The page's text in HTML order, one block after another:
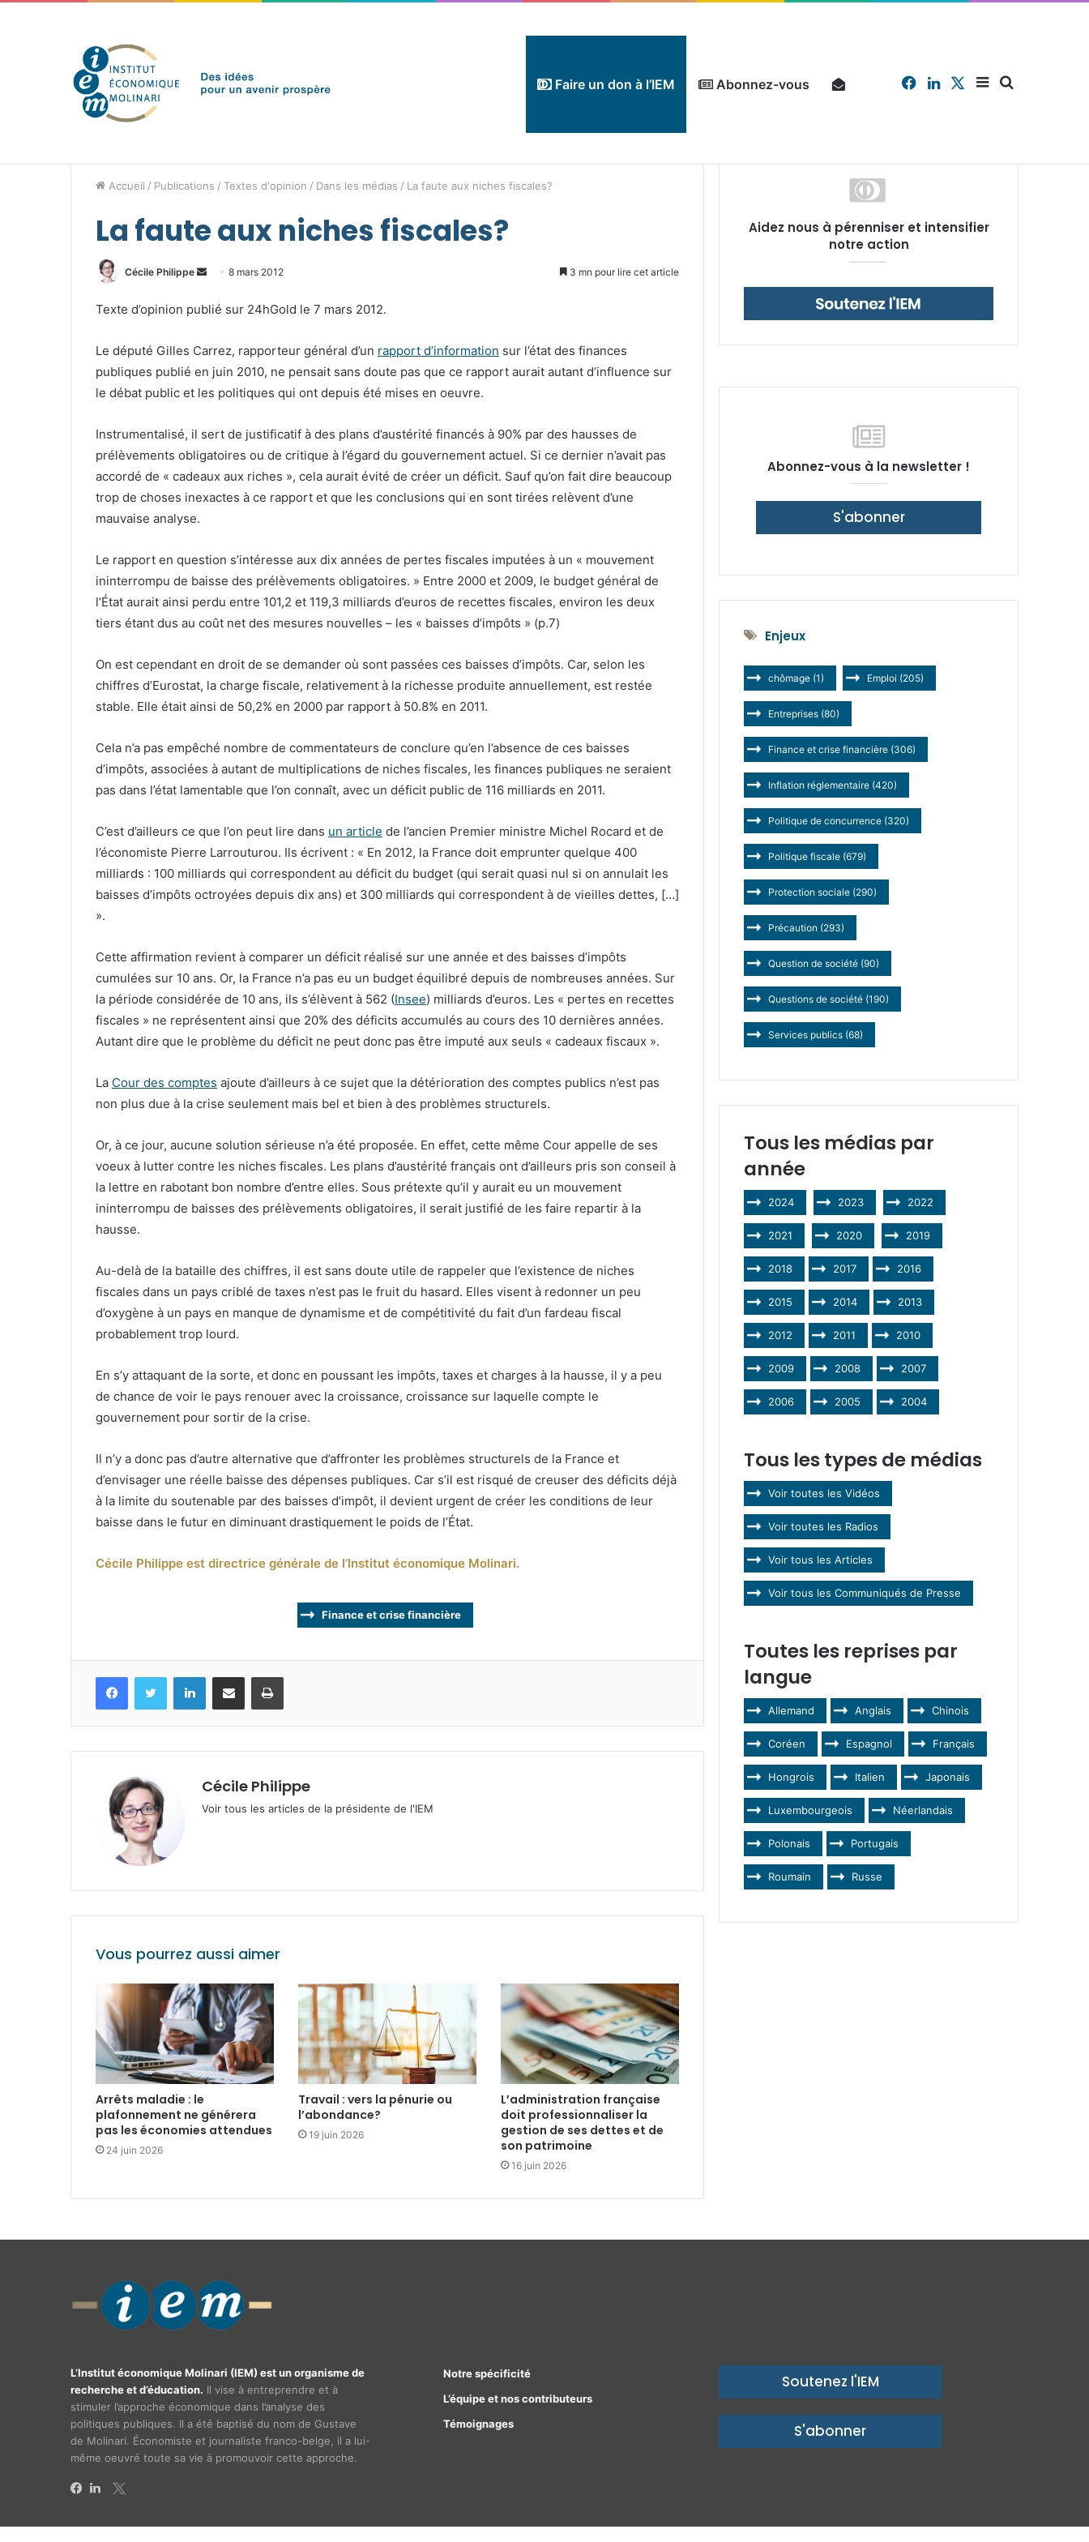
Faire un don à l’IEM Abonnez-vous Sidebar
X
Linkedin
Facebook
Accueil / Publications / Textes d'opinion / Dans les médias / La faute aux niches fiscales?
La faute aux niches fiscales?
Cécile Philippe
Envoyer
courriel
8 mars 2012 3 mn pour lire cet article
Texte d’opinion publié sur 24hGold le 7 mars 2012.
Le député Gilles Carrez, rapporteur général d’un rapport d’information sur l’état des finances
publiques publié en juin 2010, ne pensait sans doute pas que ce rapport aurait autant d’influence sur
le débat public et les politiques qui ont depuis été mises en oeuvre.
Instrumentalisé, il sert de justificatif à des plans d’austérité financés à 90% par des hausses de
prélèvements obligatoires ou de critique à l’égard du gouvernement actuel. Si ce dernier n’avait pas
accordé de « cadeaux aux riches », cela aurait évité de créer un déficit. Sauf qu’on fait dire beaucoup
trop de choses inexactes à ce rapport et que les conclusions qui en sont tirées relèvent d’une
mauvaise analyse.
Le rapport en question s’intéresse aux dix années de pertes fiscales imputées à un « mouvement
ininterrompu de baisse des prélèvements obligatoires. » Entre 2000 et 2009, le budget général de
l’État aurait ainsi perdu entre 101,2 et 119,3 milliards d’euros de recettes fiscales, environ les deux
tiers étant dus au coût net des mesures nouvelles – les « baisses d’impôts » (p.7)
On est cependant en droit de se demander où sont passées ces baisses d’impôts. Car, selon les
chiffres d’Eurostat, la charge fiscale, relativement à la richesse produite annuellement, est restée
stable. Elle était ainsi de 50,2% en 2000 par rapport à 50.8% en 2011.
Cela n’a pas empêché nombre de commentateurs de conclure qu’en l’absence de ces baisses
d’impôts, associées à autant de multiplications de niches fiscales, les finances publiques ne seraient
pas dans l’état lamentable que l’on connaît, avec un déficit public de 116 milliards en 2011.
C’est d’ailleurs ce que l’on peut lire dans un article de l’ancien Premier ministre Michel Rocard et de
l’économiste Pierre Larrouturou. Ils écrivent : « En 2012, la France doit emprunter quelque 400
milliards : 100 milliards qui correspondent au déficit du budget (qui serait quasi nul si on annulait les
baisses d’impôts octroyées depuis dix ans) et 300 milliards qui correspondent à de vieilles dettes, […]
».
Cette affirmation revient à comparer un déficit réalisé sur une année et des baisses d’impôts
cumulées sur 10 ans. Or, la France n’a pas eu un budget équilibré depuis de nombreuses années. Sur
la période considérée de 10 ans, ils s’élèvent à 562 (Insee) milliards d’euros. Les « pertes en recettes
fiscales » ne représentent ainsi que 20% des déficits accumulés au cours des 10 dernières années.
Autant dire que le problème du déficit ne peut donc pas être imputé aux seuls « cadeaux fiscaux ».
La Cour des comptes ajoute d’ailleurs à ce sujet que la détérioration des comptes publics n’est pas
non plus due à la crise seulement mais bel et bien à des problèmes structurels.
Or, à ce jour, aucune solution sérieuse n’a été proposée. En effet, cette même Cour appelle de ses
voeux à lutter contre les niches fiscales. Les plans d’austérité français ont d’ailleurs pris son conseil à
la lettre en rabotant bon nombre d’entre elles. Sous prétexte qu’il y aurait eu un mouvement
ininterrompu de baisses des prélèvements obligatoires, il serait justifié de les faire repartir à la
hausse.
Au-delà de la bataille des chiffres, il est sans doute utile de rappeler que l’existence de niches
fiscales dans un pays criblé de taxes n’est pas le fruit du hasard. Elles visent à redonner un peu
d’oxygène à un pays en manque de dynamisme et de compétitivité du fait d’un fardeau fiscal
probablement trop lourd.
En s’y attaquant de la sorte, et donc en poussant les impôts, taxes et charges à la hausse, il y a peu
de chance de voir le pays renouer avec la croissance, croissance sur laquelle compte le
gouvernement pour sortir de la crise.
Il n’y a donc pas d’autre alternative que d’affronter les problèmes structurels de la France et
d’envisager une réelle baisse des dépenses publiques. Car s’il est risqué de creuser des déficits déjà
à la limite du soutenable par des baisses d’impôt, il devient urgent de créer les conditions de leur
baisse dans le futur en diminuant drastiquement le poids de l’État.
Cécile Philippe est directrice générale de l’Institut économique Molinari.
Finance et crise financière
FacebookTwitter LinkedinPartagez par mail Imprimez
Cécile Philippe
Voir tous les articles de la présidente de l'IEM
Vous pourrez aussi aimer
Arrêts maladie : le
plafonnement ne générera
pas les économies attendues
24 juin 2026
Travail : vers la pénurie ou
l’abondance?
19 juin 2026
L’administration française
doit professionnaliser la
gestion de ses dettes et de
son patrimoine
16 juin 2026
Aidez nous à pérenniser et intensifier
notre action
Abonnez-vous à la newsletter !
S'abonner
Enjeux
chômage (1) Emploi (205)
Entreprises (80)
Finance et crise financière (306)
Inflation réglementaire (420)
Politique de concurrence (320)
Politique fiscale (679)
Protection sociale (290)
Précaution (293)
Question de société (90)
Questions de société (190)
Services publics (68)
Tous les médias par
année
2024 2023 2022
2021 2020 2019
2018 2017 2016
2015 2014 2013
2012 2011 2010
2009 2008 2007
2006 2005 2004
Tous les types de médias
Voir toutes les Vidéos
Voir toutes les Radios
Voir tous les Articles
Voir tous les Communiqués de Presse
Toutes les reprises par
langue
Allemand Anglais Chinois
Coréen Espagnol Français
Hongrois Italien Japonais
Luxembourgeois Néerlandais
Polonais Portugais
Roumain Russe
L’Institut économique Molinari (IEM) est un organisme de
recherche et d’éducation. Il vise à entreprendre et à
stimuler l’approche économique dans l’analyse des
politiques publiques. Il a été baptisé du nom de Gustave
de Molinari. Économiste et journaliste franco-belge, il a lui-
même oeuvré toute sa vie à promouvoir cette approche.
Notre spécificité
L’équipe et nos contributeurs
Témoignages
Soutenez l'IEM
S'abonner